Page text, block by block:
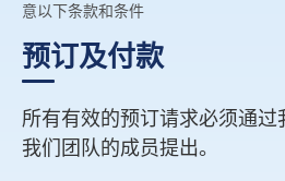
意以下条款和条件
预订及付款
所有有效的预订请求必须通
我们团队的成员提出。